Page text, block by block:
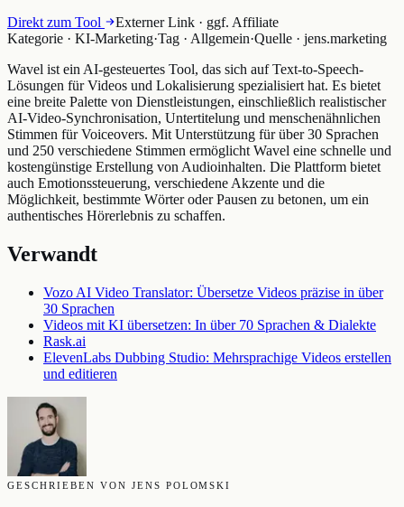
Direkt zum Tool
Externer Link · ggf. Affiliate
Kategorie · KI-Marketing·Tag · Allgemein·Quelle · jens.marketing
Wavel ist ein AI-gesteuertes Tool, das sich auf Text-to-Speech-
Lösungen für Videos und Lokalisierung spezialisiert hat. Es bietet
eine breite Palette von Dienstleistungen, einschließlich realistischer
AI-Video-Synchronisation, Untertitelung und menschenähnlichen
Stimmen für Voiceovers. Mit Unterstützung für über 30 Sprachen
und 250 verschiedene Stimmen ermöglicht Wavel eine schnelle und
kostengünstige Erstellung von Audioinhalten. Die Plattform bietet
auch Emotionssteuerung, verschiedene Akzente und die
Möglichkeit, bestimmte Wörter oder Pausen zu betonen, um ein
authentisches Hörerlebnis zu schaffen.
Verwandt
Vozo AI Video Translator: Übersetze Videos präzise in über
30 Sprachen
Videos mit KI übersetzen: In über 70 Sprachen & Dialekte
Rask.ai
ElevenLabs Dubbing Studio: Mehrsprachige Videos erstellen
und editieren
GESCHRIEBEN VON JENS POLOMSKI